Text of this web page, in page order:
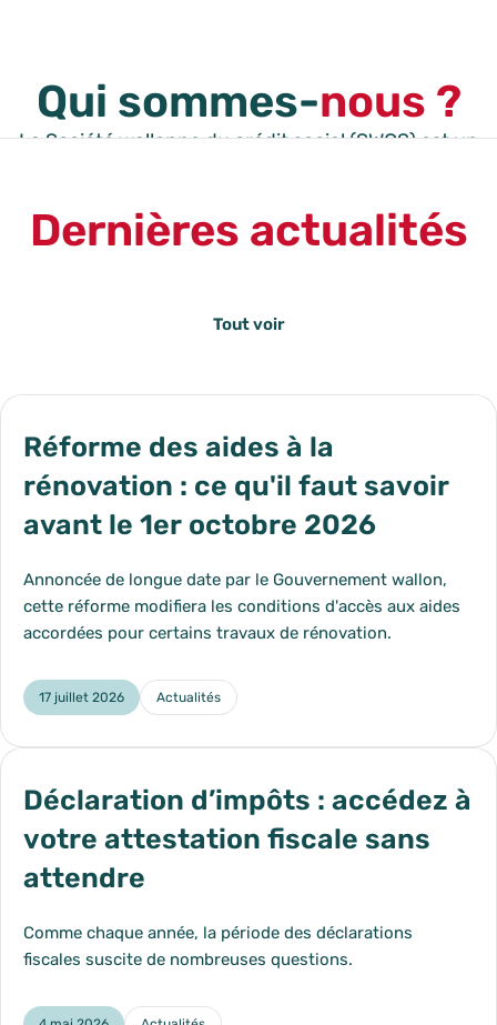
Qui sommes-nous ?
La Société wallonne du crédit social (SWCS) est un
logement de celles et ceux qui ne peuvent pas, ou
Dernières actualités
Réforme des aides à la
rénovation : ce qu'il faut savoir
avant le 1er octobre 2026
Annoncée de longue date par le Gouvernement wallon,
cette réforme modifiera les conditions d'accès aux aides
accordées pour certains travaux de rénovation.
17 juillet 2026 Catégorie :
Actualités
Déclaration d’impôts : accédez à
votre attestation fiscale sans
attendre
Comme chaque année, la période des déclarations
fiscales suscite de nombreuses questions.
Tout voir